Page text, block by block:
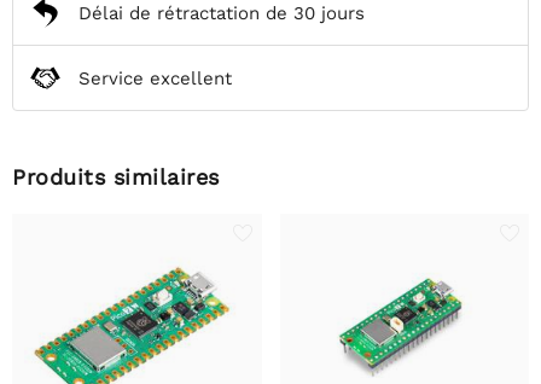
Délai de rétractation de 30 jours
Service excellent
Produits similaires